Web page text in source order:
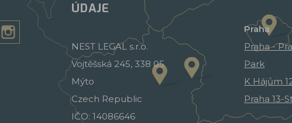
ÚDAJE
NEST LEGAL s.r.o.
Vojtěšská 245, 338 05
Mýto
Czech Republic
IČO: 14086646
Praha
Praha -
Park
K Hájům
Praha 13-